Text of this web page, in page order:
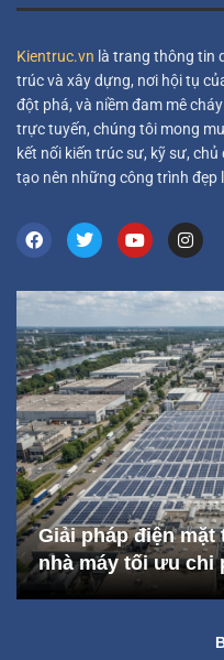
Kientruc.vn là trang thông tin
trúc và xây dựng, nơi hội tụ
đột phá, và niềm đam mê
trực tuyến, chúng tôi mong
kết nối kiến trúc sư, kỹ sư,
tạo nên những công trình đẹp
Giải pháp điện
nhà máy tối ưu chi